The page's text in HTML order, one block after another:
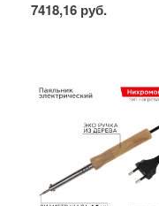
7418,16 руб.